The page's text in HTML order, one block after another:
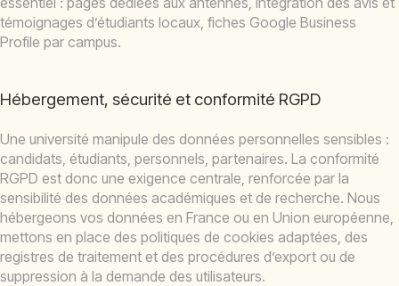
témoignages d’étudiants locaux, fiches Google Business
Profile par campus.
Hébergement, sécurité et conformité RGPD
Une université manipule des données personnelles sensibles :
candidats, étudiants, personnels, partenaires. La conformité
RGPD est donc une exigence centrale, renforcée par la
sensibilité des données académiques et de recherche. Nous
hébergeons vos données en France ou en Union européenne,
mettons en place des politiques de cookies adaptées, des
registres de traitement et des procédures d’export ou de
suppression à la demande des utilisateurs.